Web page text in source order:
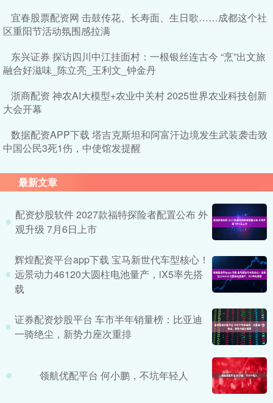
宜春股票配资网 击鼓传花、长寿面、生日歌……成都这个社
区重阳节活动氛围感拉满
东兴证券 探访四川中江挂面村：一根银丝连古今 “烹”出文旅
融合好滋味_陈立亮_王利文_钟金丹
浙商配资 神农AI大模型+农业中关村 2025世界农业科技创新
大会开幕
数据配资APP下载 塔吉克斯坦和阿富汗边境发生武装袭击致
中国公民3死1伤，中使馆发提醒
最新文章
配资炒股软件 2027款福特探险者配置公布 外
观升级 7月6日上市
辉煌配资平台app下载 宝马新世代车型核心！
远景动力46120大圆柱电池量产，iX5率先搭
载
证券配资炒股平台 车市半年销量榜：比亚迪
一骑绝尘，新势力座次重排
领航优配平台 何小鹏，不坑年轻人